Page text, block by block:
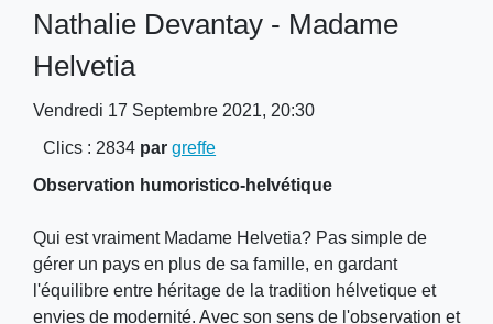
Nathalie Devantay - Madame
Helvetia
Vendredi 17 Septembre 2021, 20:30
Clics : 2834 pargreffe
Observation humoristico-helvétique
Qui est vraiment Madame Helvetia? Pas simple de
gérer un pays en plus de sa famille, en gardant
l'équilibre entre héritage de la tradition hélvetique et
envies de modernité. Avec son sens de l'observation et